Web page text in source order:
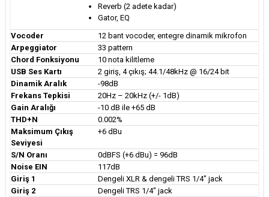
Reverb (2 adete kadar)
Gator, EQ
Vocoder
12 bant vocoder, entegre dinamik mikrofon
Arpeggiator
33 pattern
Chord Fonksiyonu
10 nota kilitleme
USB Ses Kartı
2 giriş, 4 çıkış; 44.1/48kHz @ 16/24 bit
Dinamik Aralık
-98dB
Frekans Tepkisi
20Hz – 20kHz (+/- 1dB)
Gain Aralığı
-10 dB ile +65 dB
THD+N
0.002%
Maksimum Çıkış
Seviyesi
+6 dBu
S/N Oranı
0dBFS (+6 dBu) = 96dB
Noise EIN
117dB
Giriş 1
Dengeli XLR & dengeli TRS 1/4" jack
Giriş 2
Dengeli TRS 1/4" jack